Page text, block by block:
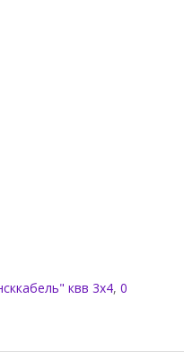
квв 3х4, 0